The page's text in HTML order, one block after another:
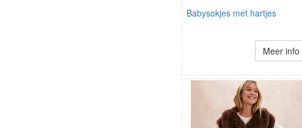
Babysokjes met hartjes
Meer info